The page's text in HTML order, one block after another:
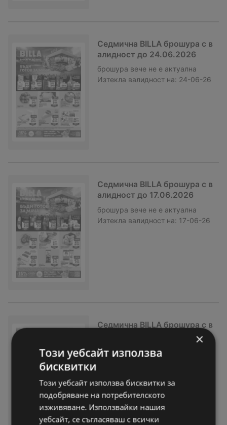
Седмична BILLA брошура с в
алидност до 24.06.2026
брошура вече не е актуална
Изтекла валидност на: 24-06-26
Седмична BILLA брошура с в
алидност до 17.06.2026
брошура вече не е актуална
Изтекла валидност на: 17-06-26
Седмична BILLA брошура с в
брошура вече не е актуална
×
Този уебсайт използва
бисквитки
Този уебсайт използва бисквитки за
подобряване на потребителското
изживяване. Използвайки нашия
уебсайт, се съгласяваш с всички